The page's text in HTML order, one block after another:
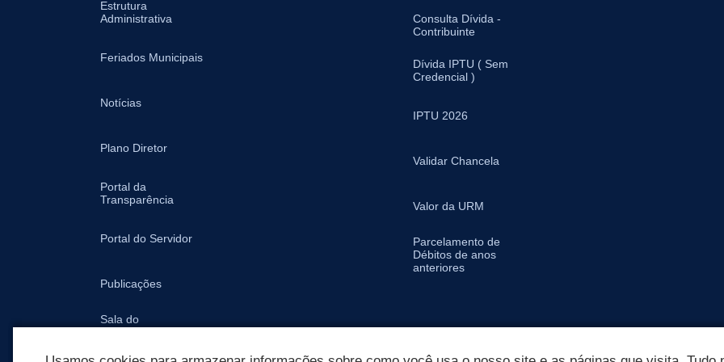
Estrutura
Administrativa
Feriados Municipais
Notícias
Plano Diretor
Portal da
Transparência
Portal do Servidor
Publicações
Sala do
Consulta Dívida -
Contribuinte
Dívida IPTU ( Sem
Credencial )
IPTU 2026
Validar Chancela
Valor da URM
Parcelamento de
Débitos de anos
anteriores